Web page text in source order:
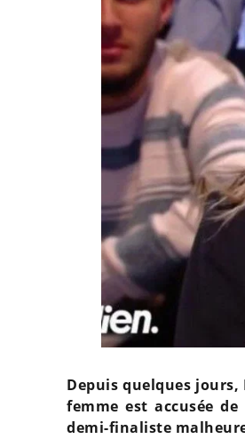
Depuis quelques
femme est accusée
demi-finaliste